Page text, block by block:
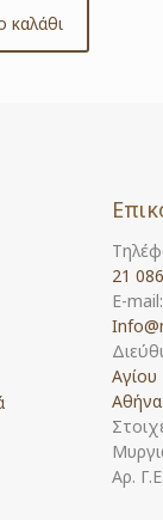
καλάθι
21
E-mail:
Αγίου
Αρ.